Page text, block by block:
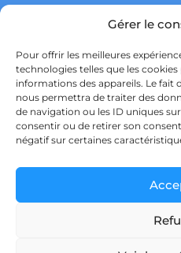
Gérer le
Pour offrir les meilleures
technologies telles que les
informations des appareils. Le fait
nous permettra de traiter des
de navigation ou les ID uniques
consentir ou de retirer son
négatif sur certaines
NOTRE ENSEMBLE
ADMINISTRATIF
VIE ASSOCIATIVE
PARTENARIATS
CONTACT
PRÉ-INSCRIPTION
ÉCOLE
COLLÈGE
LYCÉE
RGPD
POLITIQUE DE